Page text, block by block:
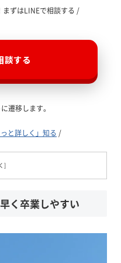
まずはLINEで相談する /
談する
遷移します。
と詳しく」知る /
く卒業しやすい